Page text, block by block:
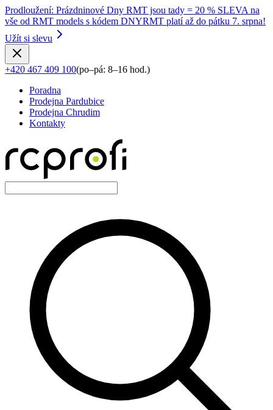
Prodloužení: Prázdninové Dny RMT jsou tady = 20 % SLEVA na
vše od RMT models s kódem DNYRMT platí až do pátku 7. srpna!
Užít si slevu
+420 467 409 100(po–pá: 8–16 hod.)
Poradna
Prodejna Pardubice
Prodejna Chrudim
Kontakty